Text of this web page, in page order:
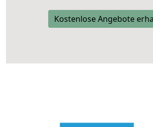
Kostenlose Angebote